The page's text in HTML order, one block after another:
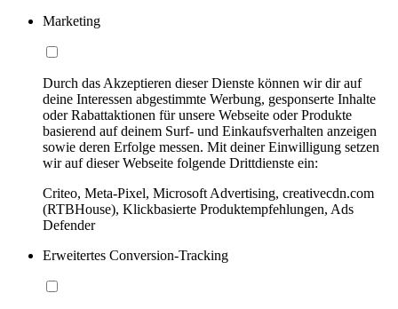
Marketing
Durch das Akzeptieren dieser Dienste können wir dir auf
deine Interessen abgestimmte Werbung, gesponserte Inhalte
oder Rabattaktionen für unsere Webseite oder Produkte
basierend auf deinem Surf- und Einkaufsverhalten anzeigen
sowie deren Erfolge messen. Mit deiner Einwilligung setzen
wir auf dieser Webseite folgende Drittdienste ein:
Criteo, Meta-Pixel, Microsoft Advertising, creativecdn.com
(RTBHouse), Klickbasierte Produktempfehlungen, Ads
Defender
Erweitertes Conversion-Tracking